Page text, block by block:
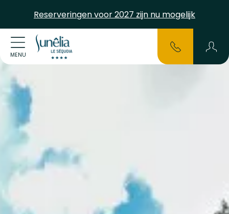
Reserveringen voor 2027 zijn nu mogelijk
MENU